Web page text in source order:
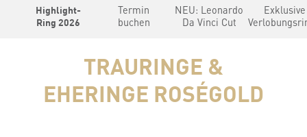
Highlight-
Ring 2026
Termin
buchen
NEU: Leonardo
Da Vinci Cut
Exklusive
TRAURINGE &
EHERINGE ROSÉGOLD